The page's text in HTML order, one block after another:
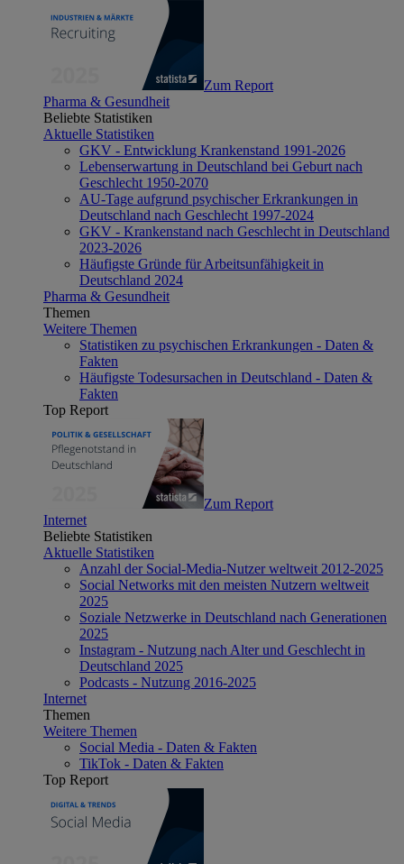
Zum Report
Pharma & Gesundheit
Beliebte Statistiken
Aktuelle Statistiken
GKV - Entwicklung Krankenstand 1991-2026
Lebenserwartung in Deutschland bei Geburt nach
Geschlecht 1950-2070
AU-Tage aufgrund psychischer Erkrankungen in
Deutschland nach Geschlecht 1997-2024
GKV - Krankenstand nach Geschlecht in Deutschland
2023-2026
Häufigste Gründe für Arbeitsunfähigkeit in
Deutschland 2024
Pharma & Gesundheit
Themen
Weitere Themen
Statistiken zu psychischen Erkrankungen - Daten &
Fakten
Häufigste Todesursachen in Deutschland - Daten &
Fakten
Top Report
Zum Report
Internet
Beliebte Statistiken
Aktuelle Statistiken
Anzahl der Social-Media-Nutzer weltweit 2012-2025
Social Networks mit den meisten Nutzern weltweit
2025
Soziale Netzwerke in Deutschland nach Generationen
2025
Instagram - Nutzung nach Alter und Geschlecht in
Deutschland 2025
Podcasts - Nutzung 2016-2025
Internet
Themen
Weitere Themen
Social Media - Daten & Fakten
TikTok - Daten & Fakten
Top Report